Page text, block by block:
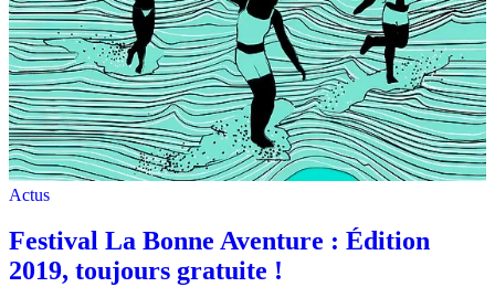
Actus
Festival La Bonne Aventure : Édition
2019, toujours gratuite !